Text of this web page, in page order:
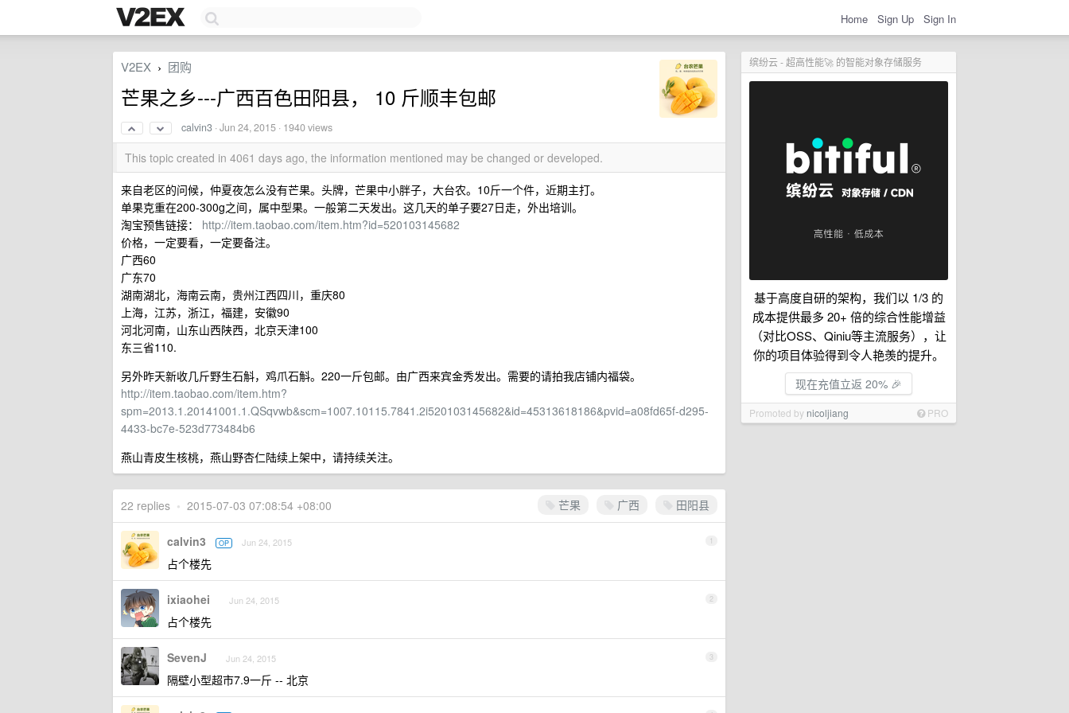
Home Sign Up Sign In
缤纷云 - 超高性能🚀 的智能对象存储服务
基于高度自研的架构，我们以 1/3 的
成本提供最多 20+ 倍的综合性能增益
（对比OSS、Qiniu等主流服务），让
你的项目体验得到令人艳羡的提升。
现在充值立返 20% 🎉
Promoted by nicoljiang PRO
V2EX › 团购
芒果之乡---广西百色田阳县， 10 斤顺丰包邮
calvin3 ·Jun 24, 2015 · 1940 views
This topic created in 4061 days ago, the information mentioned may be changed or developed.
来自老区的问候，仲夏夜怎么没有芒果。头牌，芒果中小胖子，大台农。10斤一个件，近期主打。
单果克重在200-300g之间，属中型果。一般第二天发出。这几天的单子要27日走，外出培训。
淘宝预售链接： http://item.taobao.com/item.htm?id=520103145682
价格，一定要看，一定要备注。
广西60
广东70
湖南湖北，海南云南，贵州江西四川，重庆80
上海，江苏，浙江，福建，安徽90
河北河南，山东山西陕西，北京天津100
东三省110.
另外昨天新收几斤野生石斛，鸡爪石斛。220一斤包邮。由广西来宾金秀发出。需要的请拍我店铺内福袋。
http://item.taobao.com/item.htm?
spm=2013.1.20141001.1.QSqvwb&scm=1007.10115.7841.2i520103145682&id=45313618186&pvid=a08fd65f-d295-
4433-bc7e-523d773484b6
燕山青皮生核桃，燕山野杏仁陆续上架中，请持续关注。
芒果 广西 田阳县
22 replies • 2015-07-03 07:08:54 +08:00
1
calvin3 OP Jun 24, 2015
占个楼先
2
ixiaohei Jun 24, 2015
占个楼先
3
SevenJ Jun 24, 2015
隔壁小型超市7.9一斤 -- 北京